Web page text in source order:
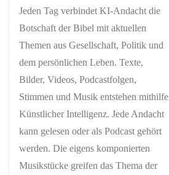
Jeden Tag verbindet KI-Andacht die
Botschaft der Bibel mit aktuellen
Themen aus Gesellschaft, Politik und
dem persönlichen Leben. Texte,
Bilder, Videos, Podcastfolgen,
Stimmen und Musik entstehen mithilfe
Künstlicher Intelligenz. Jede Andacht
kann gelesen oder als Podcast gehört
werden. Die eigens komponierten
Musikstücke greifen das Thema der